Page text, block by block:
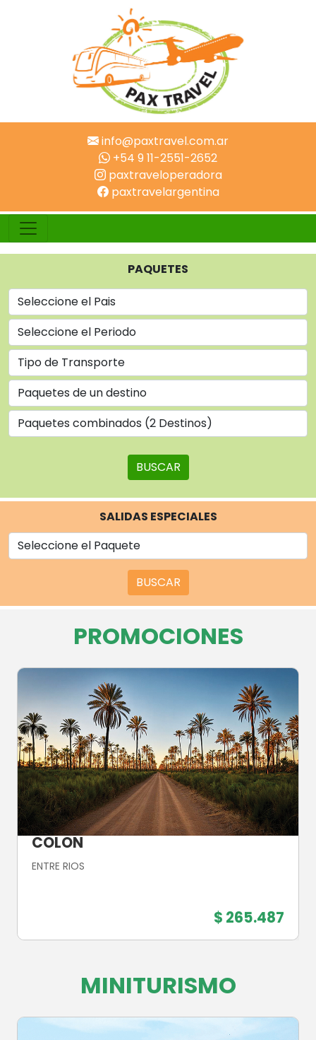
info@paxtravel.com.ar
+54 9 11-2551-2652
paxtraveloperadora
paxtravelargentina
PAQUETES
BUSCAR
SALIDAS ESPECIALES
BUSCAR
PROMOCIONES
COLON
ENTRE RIOS
$ 265.487
MINITURISMO